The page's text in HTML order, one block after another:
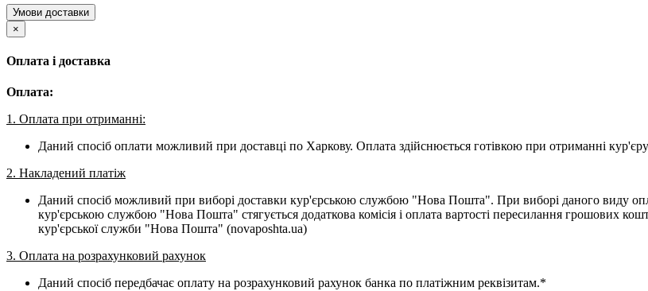
Умови доставки
×
Оплата і доставка
Оплата:
1. Оплата при отриманні:
Даний спосіб оплати можливий при доставці по Харкову. Оплата здійснюється готівкою при отриманні
2. Накладений платіж
Даний спосіб можливий при виборі доставки кур'єрською службою "Нова Пошта". При виборі даного виду
кур'єрською службою "Нова Пошта" стягується додаткова комісія і оплата вартості пересилання грошових
кур'єрської служби "Нова Пошта" (novaposhta.ua)
3. Оплата на розрахунковий рахунок
Даний спосіб передбачає оплату на розрахунковий рахунок банка по платіжним реквізитам.*